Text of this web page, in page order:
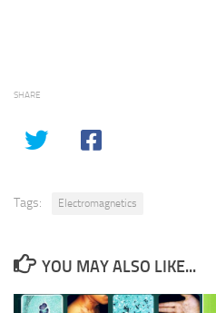
SHARE
Tags: Electromagnetics
YOU MAY ALSO LIKE...